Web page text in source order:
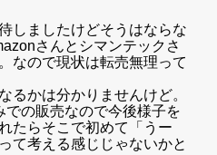
しましたけどそうはならな
さんとシマンテックさ
なので現状は転売無理って
るかは分かりませんけど。
での販売なので今後様子を
たらそこで初めて「うー
て考える感じじゃないかと